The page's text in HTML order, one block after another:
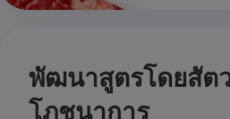
พัฒนาสูตรโดยสัต
โภชนาการ